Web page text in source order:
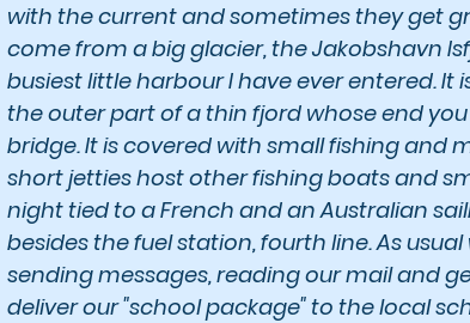
with the current and sometimes they get
come from a big glacier, the Jakobshavn
busiest little harbour I have ever entered.
the outer part of a thin fjord whose end
bridge. It is covered with small fishing
short jetties host other fishing boats and
night tied to a French and an Australian
besides the fuel station, fourth line. As
sending messages, reading our mail and
deliver our "school package" to the local